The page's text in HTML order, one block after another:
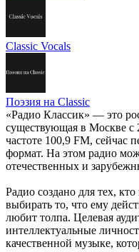
Classic Vocals
Поэзия на Classic
«Радио Классик» — это
существующая в Москве с
частоте 100,9 FM, сейчас
формат. На этом радио
отечественных и
Радио создано для тех,
выбирать то, что ему
любит толпа. Целевая
интеллектуальные
качественной музыке,